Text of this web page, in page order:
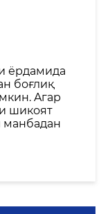
ёрдамида
боғлиқ
Aгар
шикоят
манбадан